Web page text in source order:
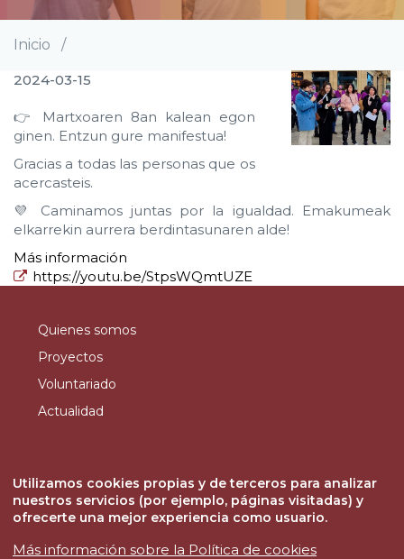
Sobrescribir
de
ayuda
a
la
navegación
Inicio /
2024-03-15
👉 Martxoaren 8an kalean egon
ginen. Entzun gure manifestua!
Gracias a todas las personas que os
acercasteis.
💜 Caminamos juntas por la igualdad. Emakumeak
elkarrekin aurrera berdintasunaren alde!
Más información
https://youtu.be/StpsWQmtUZE
Quienes somos
Proyectos
Voluntariado
Actualidad
Teléfono: (+34) 943 344 333
Fax: (+34) 943 344 332
Utilizamos cookies propias y de terceros para analizar
nuestros servicios (por ejemplo, páginas visitadas) y
ofrecerte una mejor experiencia como usuario.
Más información sobre la Política de cookies